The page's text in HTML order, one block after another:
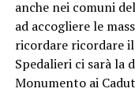
anche nei comuni
ad accogliere le
ricordare ricordare
Spedalieri ci sarà la
Monumento ai